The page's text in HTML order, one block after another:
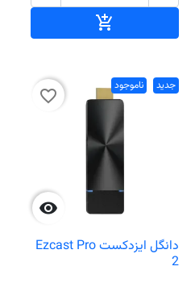

جدید ناموجود

favorite_border
دانگل ایزدکست Ezcast Pro
2